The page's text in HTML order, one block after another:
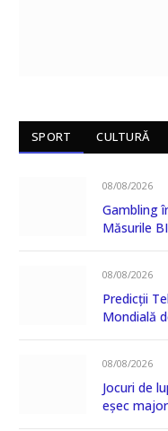
SPORT CULTURĂ
08/08/2026
Gambling
Măsurile
08/08/2026
Predicții
Mondială
08/08/2026
Jocuri de
eșec